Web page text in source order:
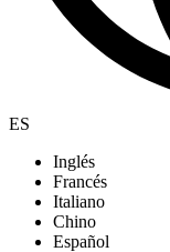
ES
Inglés
Francés
Italiano
Chino
Español